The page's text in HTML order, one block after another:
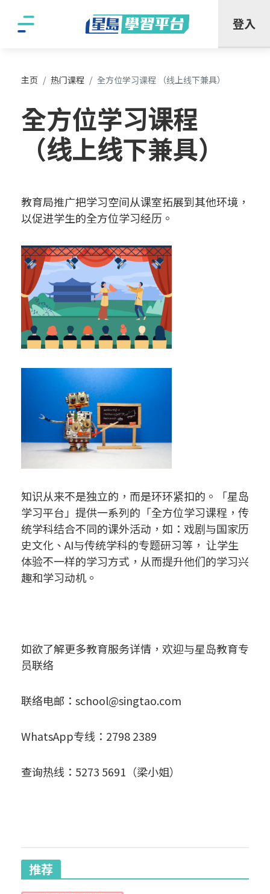
登入
主页 热门课程 全方位学习课程 （线上线下兼具）
全方位学习课程
（线上线下兼具）
教育局推广把学习空间从课室拓展到其他环境，
以促进学生的全方位学习经历。
知识从来不是独立的，而是环环紧扣的。「星岛
学习平台」提供一系列的「全方位学习课程，传
统学科结合不同的课外活动，如：戏剧与国家历
史文化、AI与传统学科的专题研习等， 让学生
体验不一样的学习方式，从而提升他们的学习兴
趣和学习动机。
如欲了解更多教育服务详情，欢迎与星岛教育专
员联络
联络电邮： school@singtao.com
WhatsApp专线：2798 2389
查询热线：5273 5691（梁小姐）
推荐